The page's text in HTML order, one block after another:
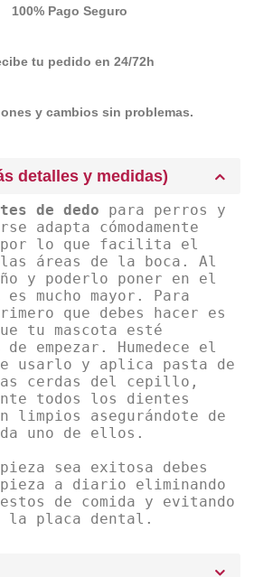
100% Pago Seguro
tu pedido en 24/72h
y cambios sin problemas.
detalles y medidas)
de dedo para perros y
adapta cómodamente
por lo que facilita el
las áreas de la boca. Al
y poderlo poner en el
mucho mayor. Para
que debes hacer es
tu mascota esté
empezar. Humedece el
usarlo y aplica pasta de
cerdas del cepillo,
todos los dientes
limpios asegurándote de
uno de ellos.
sea exitosa debes
a diario eliminando
de comida y evitando
la placa dental.